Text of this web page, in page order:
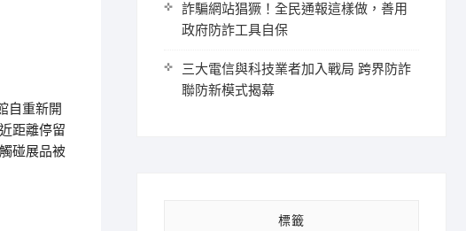
自重新開
距離停留
碰展品被
詐騙網站猖獗！全民通報這樣做，善用
政府防詐工具自保
三大電信與科技業者加入戰局 跨界防詐
聯防新模式揭幕
標籤